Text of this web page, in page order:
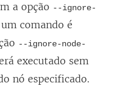
a opção --ignore-
comando é
--ignore-node-
executado sem
nó especificado.